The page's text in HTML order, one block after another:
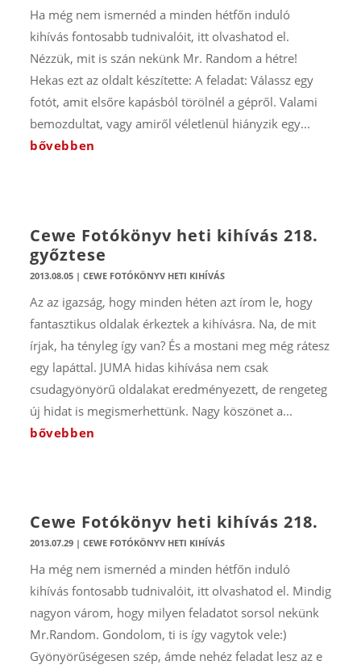
Ha még nem ismernéd a minden hétfőn induló
kihívás fontosabb tudnivalóit, itt olvashatod el.
Nézzük, mit is szán nekünk Mr. Random a hétre!
Hekas ezt az oldalt készítette: A feladat: Válassz egy
fotót, amit elsőre kapásból törölnél a gépről. Valami
bemozdultat, vagy amiről véletlenül hiányzik egy...
bővebben
Cewe Fotókönyv heti kihívás 218.
győztese
2013.08.05| CEWE FOTÓKÖNYV HETI KIHÍVÁS
Az az igazság, hogy minden héten azt írom le, hogy
fantasztikus oldalak érkeztek a kihívásra. Na, de mit
írjak, ha tényleg így van? És a mostani meg még rátesz
egy lapáttal. JUMA hidas kihívása nem csak
csudagyönyörű oldalakat eredményezett, de rengeteg
új hidat is megismerhettünk. Nagy köszönet a...
bővebben
Cewe Fotókönyv heti kihívás 218.
2013.07.29| CEWE FOTÓKÖNYV HETI KIHÍVÁS
Ha még nem ismernéd a minden hétfőn induló
kihívás fontosabb tudnivalóit, itt olvashatod el. Mindig
nagyon várom, hogy milyen feladatot sorsol nekünk
Mr.Random. Gondolom, ti is így vagytok vele:)
Gyönyörűségesen szép, ámde nehéz feladat lesz az e